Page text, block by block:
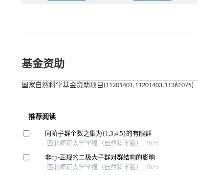
基金资助
国家自然科学基金资助项目(11201401,11201403,11361075)